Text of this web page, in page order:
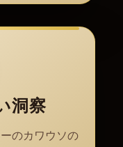
洞察
のカワウソの